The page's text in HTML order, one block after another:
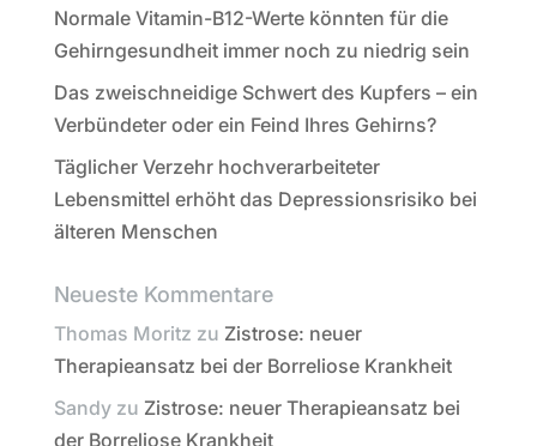
Normale Vitamin-B12-Werte könnten für die
Gehirngesundheit immer noch zu niedrig sein
Das zweischneidige Schwert des Kupfers – ein
Verbündeter oder ein Feind Ihres Gehirns?
Täglicher Verzehr hochverarbeiteter
Lebensmittel erhöht das Depressionsrisiko bei
älteren Menschen
Neueste Kommentare
Thomas Moritz zu Zistrose: neuer
Therapieansatz bei der Borreliose Krankheit
Sandyzu Zistrose: neuer Therapieansatz bei
der Borreliose Krankheit